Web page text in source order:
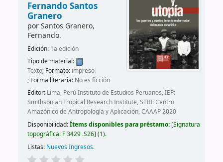
Fernando Santos
Granero
porSantos Granero,
Fernando.
Edición: 1a edición
Tipo de material:
Texto; Formato: impreso
; Forma literaria: No es ficción
Editor: Lima, Perú Instituto de Estudios Peruanos, IEP:
Smithsonian Tropical Research Institute, STRI: Centro
Amazónico de Antropología y Aplicación, CAAAP 2020
Disponibilidad:Ítems disponibles para préstamo: Signatura
topográfica: F 3429 .S26 (1).
Listas: Nuevos Ingresos.